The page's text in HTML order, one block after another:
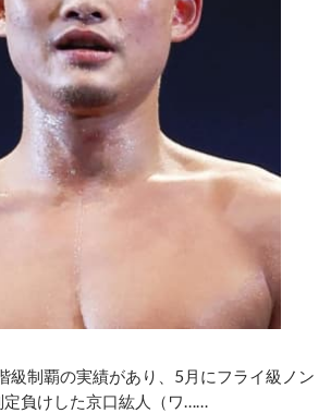
級制覇の実績があり、5月にフライ級ノン
定負けした京口紘人（ワ……